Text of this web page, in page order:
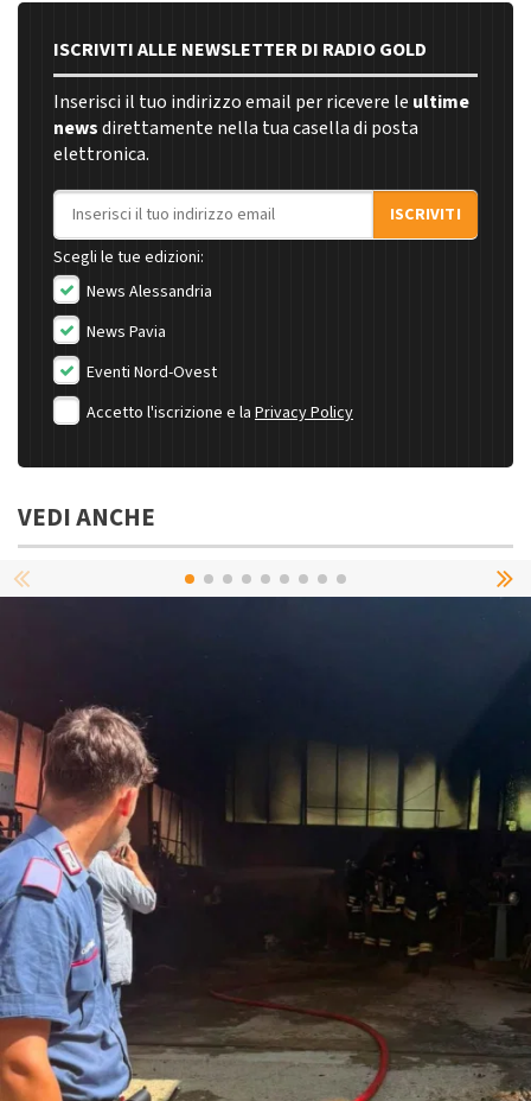
ISCRIVITI ALLE NEWSLETTER DI RADIO GOLD
Inserisci il tuo indirizzo email per ricevere le ultime
newsdirettamente nella tua casella di posta
elettronica.
Indirizzo email
ISCRIVITI
Scegli le tue edizioni:
News Alessandria
News Pavia
Eventi Nord-Ovest
Accetto l'iscrizione e la Privacy Policy
VEDI ANCHE